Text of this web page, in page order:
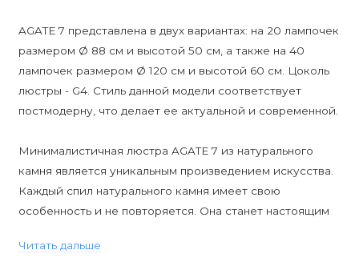
AGATE 7 представлена в двух вариантах: на 20 лампочек
размером Ø 88 см и высотой 50 см, а также на 40
лампочек размером Ø 120 см и высотой 60 см. Цоколь
люстры - G4. Стиль данной модели соответствует
постмодерну, что делает ее актуальной и современной.
Минималистичная люстра AGATE 7 из натурального
камня является уникальным произведением искусства.
Каждый спил натурального камня имеет свою
особенность и не повторяется. Она станет настоящим
индивидуальности.
Читать дальше